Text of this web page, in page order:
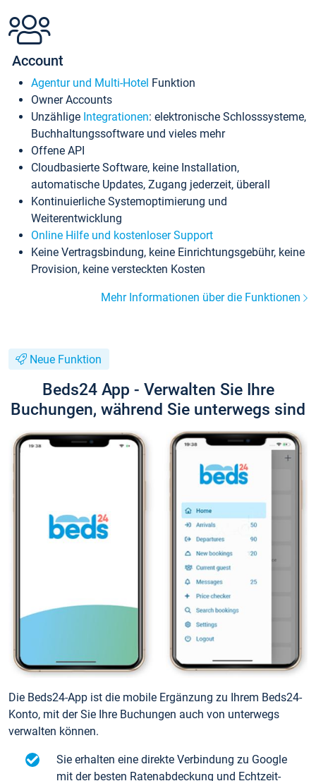
Account
Agentur und Multi-Hotel Funktion
Owner Accounts
Unzählige Integrationen: elektronische Schlosssysteme,
Buchhaltungssoftware und vieles mehr
Offene API
Cloudbasierte Software, keine Installation,
automatische Updates, Zugang jederzeit, überall
Kontinuierliche Systemoptimierung und
Weiterentwicklung
Online Hilfe und kostenloser Support
Keine Vertragsbindung, keine Einrichtungsgebühr, keine
Provision, keine versteckten Kosten
Mehr Informationen über die Funktionen
Neue Funktion
Beds24 App - Verwalten Sie Ihre
Buchungen, während Sie unterwegs sind
Die Beds24-App ist die mobile Ergänzung zu Ihrem Beds24-
Konto, mit der Sie Ihre Buchungen auch von unterwegs
verwalten können.
Sie erhalten eine direkte Verbindung zu Google
mit der besten Ratenabdeckung und Echtzeit-